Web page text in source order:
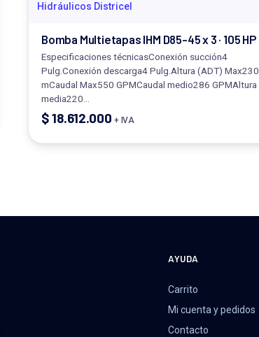
Bomba Multietapas IHM D85-45 x 3 · 105 HP
Especificaciones técnicasConexión succión4
Pulg.Conexión descarga4 Pulg.Altura (ADT) Max230
mCaudal Max550 GPMCaudal medio286 GPMAltura
media220…
$18.612.000 + IVA
AYUDA
Carrito
Mi cuenta y pedidos
Contacto